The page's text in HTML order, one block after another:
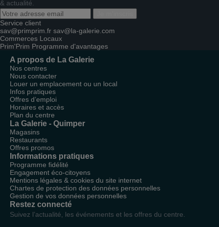
& actualité.
Service client
sav@primprim.fr sav@la-galerie.com
Commerces Locaux
Prim'Prim Programme d'avantages
A propos de La Galerie
Nos centres
Nous contacter
Louer un emplacement ou un local
Infos pratiques
Offres d’emploi
Horaires et accès
Plan du centre
La Galerie - Quimper
Magasins
Restaurants
Offres promos
Informations pratiques
Programme fidélité
Engagement éco-citoyens
Mentions légales & cookies du site internet
Chartes de protection des données personnelles
Gestion de vos données personnelles
Restez connecté
Suivez l’actualité, les événements et les offres du centre.